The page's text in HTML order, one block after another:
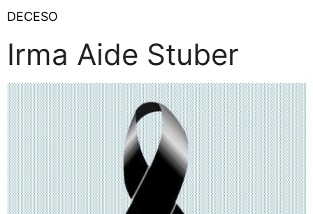
DECESO
Irma Aide Stuber